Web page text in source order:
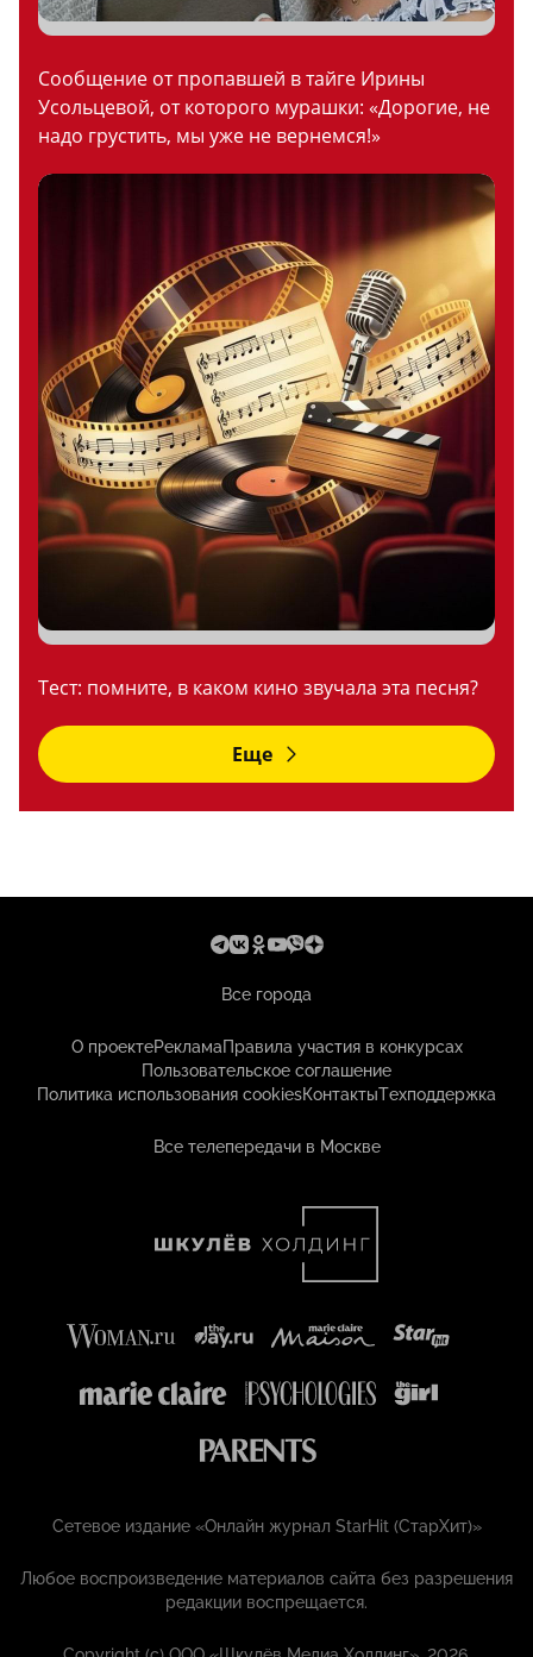
Сообщение от пропавшей в тайге Ирины
Усольцевой, от которого мурашки: «Дорогие, не
надо грустить, мы уже не вернемся!»
Тест: помните, в каком кино звучала эта песня?
Еще
Все города
О проектеРекламаПравила участия в конкурсах
Пользовательское соглашение
Политика использования cookiesКонтактыТехподдержка
Все телепередачи в Москве
Сетевое издание «Онлайн журнал StarHit (СтарХит)»
Любое воспроизведение материалов сайта без разрешения
редакции воспрещается.